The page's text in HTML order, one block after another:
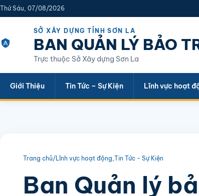
Thứ Sáu, 07/08/2026
SỞ XÂY DỰNG TỈNH SƠN LA
BAN QUẢN LÝ BẢO
Trực thuộc Sở Xây dựng Sơn La
Giới Thiệu Tin Tức – Sự Kiện Lĩnh vực hoạt
Trang chủ/Lĩnh vực hoạt động,Tin Tức - Sự Kiện
Ban Quản lý